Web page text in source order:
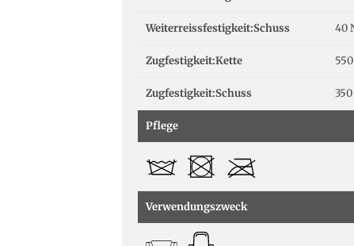
Weiterreissfestigkeit:Schuss 40
Zugfestigkeit:Kette
Zugfestigkeit:Schuss
Pflege
Verwendungszweck